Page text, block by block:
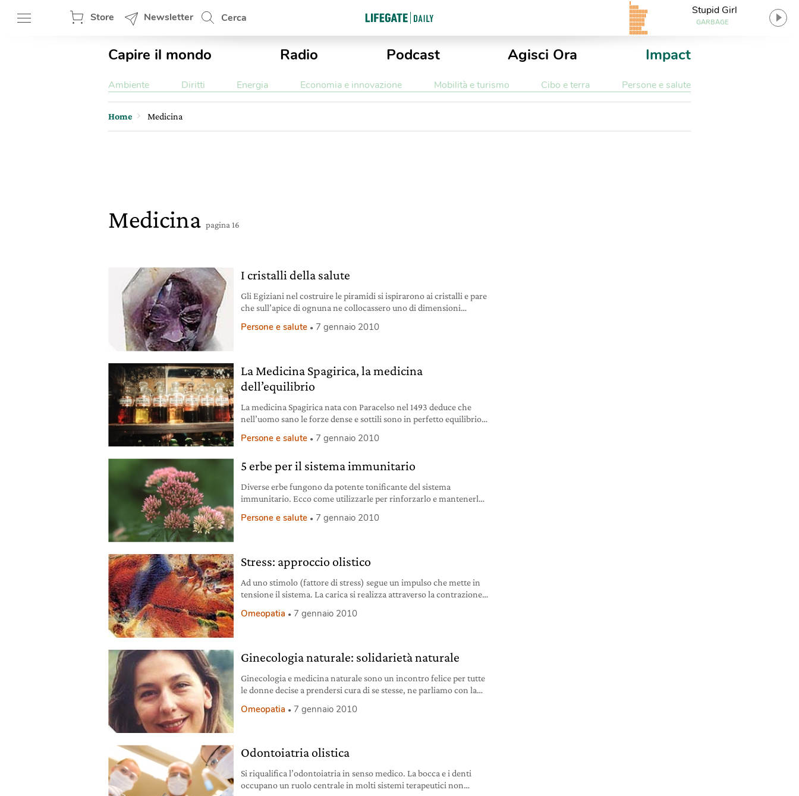
Store Newsletter Cerca
Stupid Girl
GARBAGE
Capire il mondo Radio Podcast Agisci Ora Impact
Ambiente Diritti Energia Economia e innovazione Mobilità e turismo Cibo e terra Persone e salute
Home Medicina
Medicina pagina 16
I cristalli della salute
Gli Egiziani nel costruire le piramidi si ispirarono ai cristalli e pare
che sull’apice di ognuna ne collocassero uno di dimensioni
Persone e salute 7 gennaio 2010
La Medicina Spagirica, la medicina
dell’equilibrio
La medicina Spagirica nata con Paracelso nel 1493 deduce che
nell’uomo sano le forze dense e sottili sono in perfetto equilibrio e
Persone e salute 7 gennaio 2010
5 erbe per il sistema immunitario
Diverse erbe fungono da potente tonificante del sistema
immunitario. Ecco come utilizzarle per rinforzarlo e mantenerlo
Persone e salute 7 gennaio 2010
Stress: approccio olistico
Ad uno stimolo (fattore di stress) segue un impulso che mette in
tensione il sistema. La carica si realizza attraverso la contrazione
Omeopatia 7 gennaio 2010
Ginecologia naturale: solidarietà naturale
Ginecologia e medicina naturale sono un incontro felice per tutte
le donne decise a prendersi cura di se stesse, ne parliamo con la
Omeopatia 7 gennaio 2010
Odontoiatria olistica
Si riqualifica l’odontoiatria in senso medico. La bocca e i denti
occupano un ruolo centrale in molti sistemi terapeutici non